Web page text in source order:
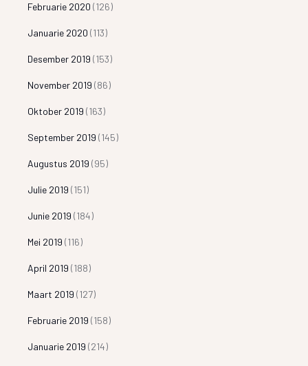
Februarie 2020 (126)
Januarie 2020 (113)
Desember 2019 (153)
November 2019 (86)
Oktober 2019 (163)
September 2019 (145)
Augustus 2019 (95)
Julie 2019 (151)
Junie 2019 (184)
Mei 2019 (116)
April 2019 (188)
Maart 2019 (127)
Februarie 2019 (158)
Januarie 2019 (214)